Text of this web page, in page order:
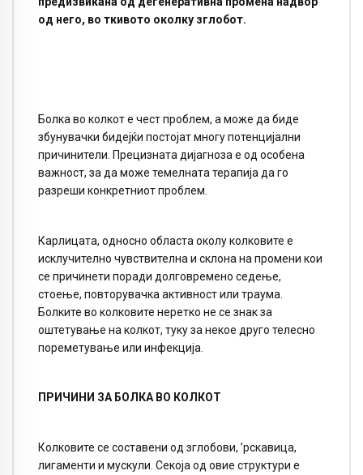
од него, во ткивото околку зглобот.
Болка во колкот е чест проблем, а може да биде
збунувачки бидејќи постојат многу потенцијални
причинители. Прецизната дијагноза е од особена
важност, за да може темелната терапија да го
разреши конкретниот проблем.
Карлицата, односно областа околу колковите е
исклучително чувствителна и склона на промени кои
се причинети поради долговремено седење,
стоење, повторувачка активност или траума.
Болките во колковите неретко не се знак за
оштетување на колкот, туку за некое друго телесно
пореметување или инфекција.
ПРИЧИНИ ЗА БОЛКА ВО КОЛКОТ
Колковите се составени од зглобови, ’рскавица,
лигаменти и мускули. Секоја од овие структури е